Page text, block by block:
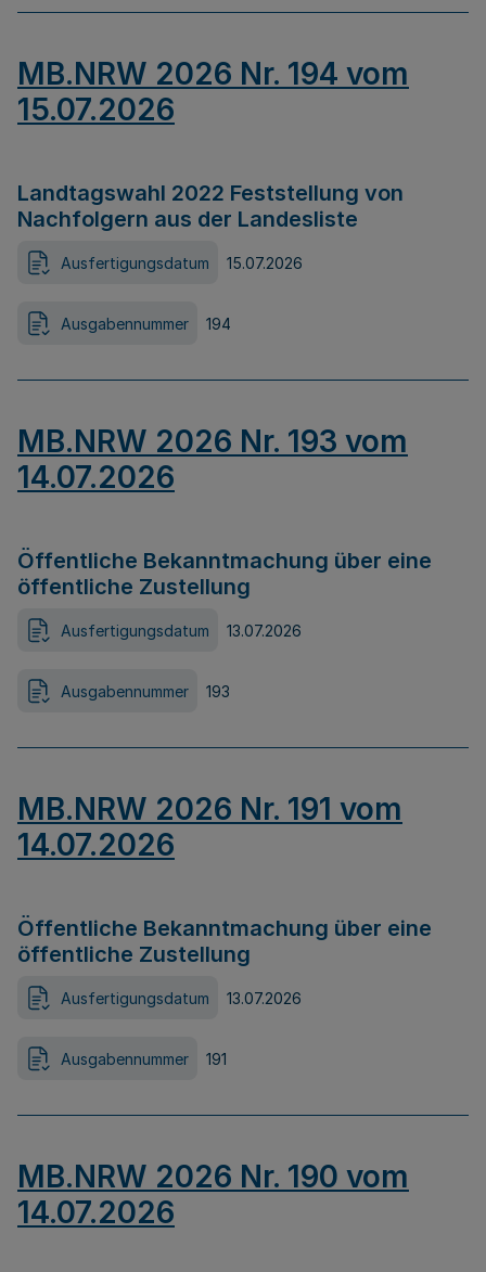
MB.NRW 2026 Nr. 194 vom
15.07.2026
Landtagswahl 2022 Feststellung von
Nachfolgern aus der Landesliste
Ausfertigungsdatum 15.07.2026
Ausgabennummer 194
MB.NRW 2026 Nr. 193 vom
14.07.2026
Öffentliche Bekanntmachung über eine
öffentliche Zustellung
Ausfertigungsdatum 13.07.2026
Ausgabennummer 193
MB.NRW 2026 Nr. 191 vom
14.07.2026
Öffentliche Bekanntmachung über eine
öffentliche Zustellung
Ausfertigungsdatum 13.07.2026
Ausgabennummer 191
MB.NRW 2026 Nr. 190 vom
14.07.2026